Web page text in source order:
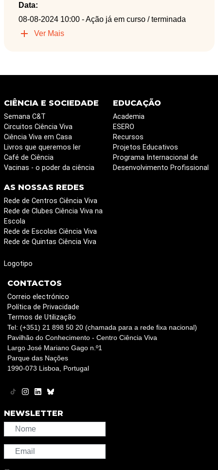
Data:
08-08-2024 10:00 - Ação já em curso / terminada
Ver Mais
CIÊNCIA E SOCIEDADE
Semana C&T
Circuitos Ciência Viva
Ciência Viva em Casa
Livros que queremos ler
Café de Ciência
Vacinas - o poder da ciência
EDUCAÇÃO
Academia
ESERO
Recursos
Projetos Educativos
Programa Internacional de
Desenvolvimento Profissional
AS NOSSAS REDES
Rede de Centros Ciência Viva
Rede de Clubes Ciência Viva na
Escola
Rede de Escolas Ciência Viva
Rede de Quintas Ciência Viva
Logotipo
CONTACTOS
Correio electrónico
Política de Privacidade
Termos de Utilização
Tel: (+351) 21 898 50 20 (chamada para a rede fixa nacional)
Pavilhão do Conhecimento - Centro Ciência Viva
Largo José Mariano Gago n.º1
Parque das Nações
1990-073 Lisboa, Portugal
NEWSLETTER